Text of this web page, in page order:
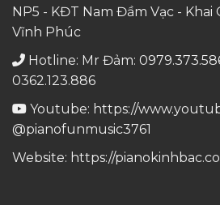
NP5 - KĐT Nam Đầm Vạc - Khai
Vĩnh Phúc
Hotline: Mr Đảm:
0362.123.886
Youtube: https://
@pianofunmusic3761
Website: https://